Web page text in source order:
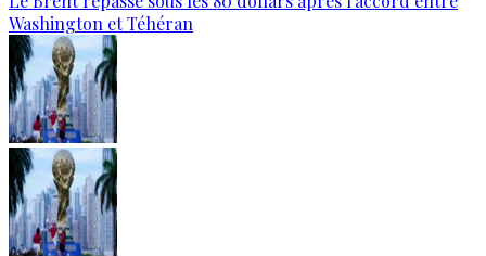
Washington et Téhéran